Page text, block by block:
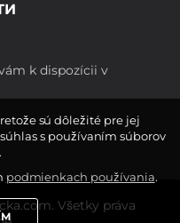
k dispozícii v
Všetky práva
sú dôležité pre jej
s používaním súborov
podmienkach používania.